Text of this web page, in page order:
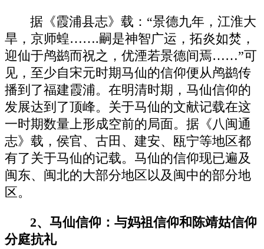
据《霞浦县志》载：“景德九年，江淮大
旱，京师蝗…….嗣是神智广运，拓炎如焚，
迎仙于鸬鹚而祝之，优湮若景德间焉……”可
见，至少自宋元时期马仙的信仰便从鸬鹚传
播到了福建霞浦。在明清时期，马仙信仰的
发展达到了顶峰。关于马仙的文献记载在这
一时期数量上形成空前的局面。据《八闽通
志》载，侯官、古田、建安、瓯宁等地区都
有了关于马仙的记载。马仙的信仰现已遍及
闽东、闽北的大部分地区以及闽中的部分地
区。
2、马仙信仰：与妈祖信仰和陈靖姑信仰
分庭抗礼